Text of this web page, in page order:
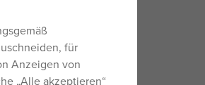
für
Anzeigen von
„Alle akzeptieren“